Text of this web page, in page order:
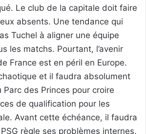
Le club de la capitale doit faire
absents. Une tendance qui
Tuchel à aligner une équipe
les matchs. Pourtant, l’avenir
France est en péril en Europe.
et il faudra absolument
des Princes pour croire
de qualification pour les
Avant cette échéance, il faudra
règle ses problèmes internes.